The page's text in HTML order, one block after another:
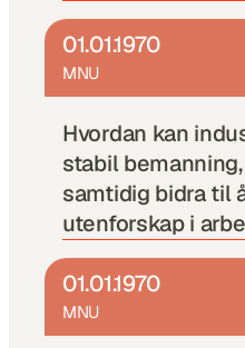
01.01.1970
MNU
Hvordan kan
stabil
samtidig bidra til
utenforskap i
01.01.1970
MNU